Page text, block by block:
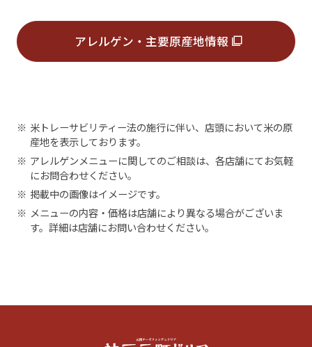
アレルゲン・主要原産地情報
※ 米トレーサビリティー法の施行に伴い、店頭において米の原
産地を表示しております。
※ アレルゲンメニューに関してのご相談は、各店舗にてお気軽
にお問合わせください。
※ 掲載中の画像はイメージです。
※ メニューの内容・価格は店舗により異なる場合がございま
す。詳細は店舗にお問い合わせください。